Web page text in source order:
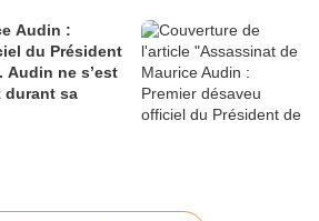
Audin :
du Président
Audin ne s’est
durant sa